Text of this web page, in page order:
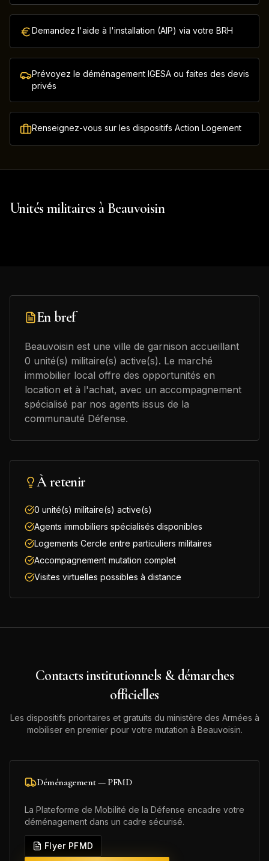
Demandez l'aide à l'installation (AIP) via votre BRH
Prévoyez le déménagement IGESA ou faites des devis
privés
Renseignez-vous sur les dispositifs Action Logement
Unités militaires à Beauvoisin
En bref
Beauvoisin est une ville de garnison accueillant
0 unité(s) militaire(s) active(s). Le marché
immobilier local offre des opportunités en
location et à l'achat, avec un accompagnement
spécialisé par nos agents issus de la
communauté Défense.
À retenir
0 unité(s) militaire(s) active(s)
Agents immobiliers spécialisés disponibles
Logements Cercle entre particuliers militaires
Accompagnement mutation complet
Visites virtuelles possibles à distance
Contacts institutionnels & démarches
officielles
Les dispositifs prioritaires et gratuits du ministère des Armées à
mobiliser en premier pour votre mutation à Beauvoisin.
Déménagement — PFMD
La Plateforme de Mobilité de la Défense encadre votre
déménagement dans un cadre sécurisé.
Flyer PFMD